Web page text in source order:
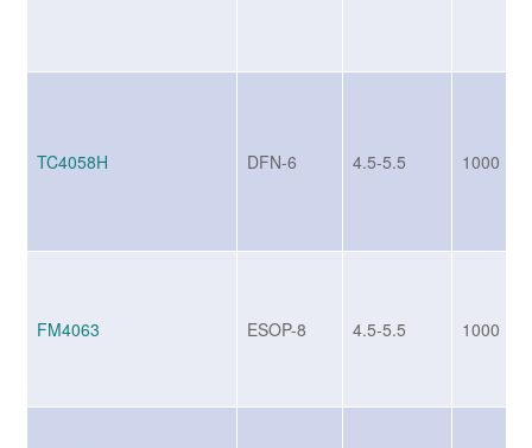
TC4058H DFN-6 4.5-5.5 1000
FM4063 ESOP-8 4.5-5.5 1000